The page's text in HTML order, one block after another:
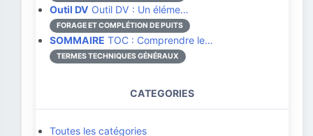
Outil DV Outil DV : Un éléme…
FORAGE ET COMPLÉTION DE PUITS
SOMMAIRE TOC : Comprendre le…
TERMES TECHNIQUES GÉNÉRAUX
CATEGORIES
Toutes les catégories